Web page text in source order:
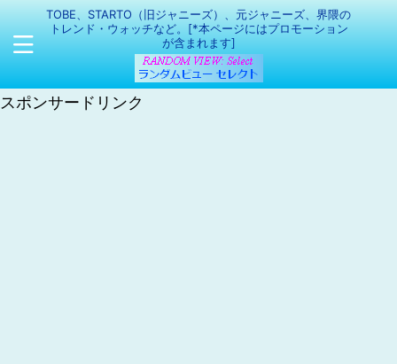
TOBE、STARTO（旧ジャニーズ）、元ジャニーズ、界隈の
トレンド・ウォッチなど。[*本ページにはプロモーション
が含まれます]
スポンサードリンク